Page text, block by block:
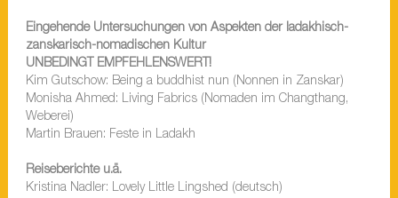
Eingehende Untersuchungen von Aspekten der ladakhisch-
zanskarisch-nomadischen Kultur
UNBEDINGT EMPFEHLENSWERT!
Kim Gutschow: Being a buddhist nun (Nonnen in Zanskar)
Monisha Ahmed: Living Fabrics (Nomaden im Changthang,
Weberei)
Martin Brauen: Feste in Ladakh
Reiseberichte u.ä.
Kristina Nadler: Lovely Little Lingshed (deutsch)